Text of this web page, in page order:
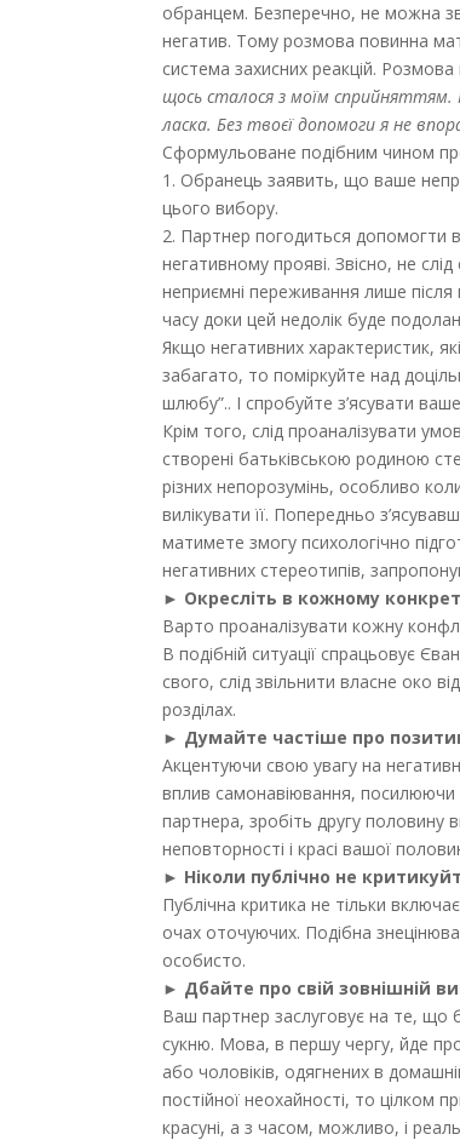
обранцем. Безперечно, не можна
негатив. Тому розмова повинна
система захисних реакцій.
щось сталося з моїм сприйняттям.
ласка. Без твоєї допомоги я не
Сформульоване подібним чином
1. Обранець заявить, що ваше
цього вибору.
2. Партнер погодиться допомогти
негативному прояві. Звісно, не
неприємні переживання лише
часу доки цей недолік буде
Якщо негативних характеристик,
забагато, то поміркуйте над
шлюбу”.. І спробуйте з’ясувати
Крім того, слід проаналізувати
створені батьківською родиною
різних непорозумінь, особливо
вилікувати її. Попередньо
матимете змогу психологічно
негативних стереотипів,
► Окресліть в кожному
Варто проаналізувати кожну
В подібній ситуації спрацьовує
свого, слід звільнити власне око
розділах.
► Думайте частіше про
Акцентуючи свою увагу на
вплив самонавіювання,
партнера, зробіть другу половину
неповторності і красі вашої
► Ніколи публічно не
Публічна критика не тільки
очах оточуючих. Подібна
особисто.
► Дбайте про свій зовнішній
Ваш партнер заслуговує на те, що
сукню. Мова, в першу чергу, йде
або чоловіків, одягнених в
постійної неохайності, то цілком
красуні, а з часом, можливо, і